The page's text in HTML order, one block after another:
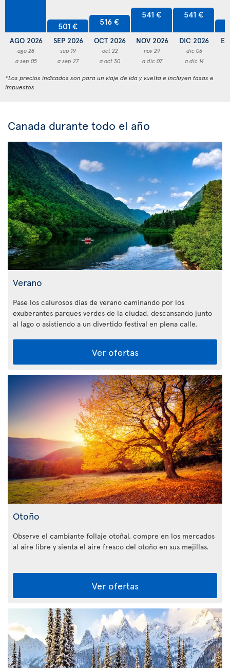
AGO 2026
ago 28
a sep 05
501 €
SEP 2026
sep 19
a sep 27
516 €
OCT 2026
oct 22
a oct 30
541 €
NOV 2026
nov 29
a dic 07
541 €
DIC 2026
dic 06
a dic 14
*Los precios indicados son para un viaje de ida y vuelta e incluyen tasas e
impuestos
Canada durante todo el año
Verano
Pase los calurosos días de verano caminando por los
exuberantes parques verdes de la ciudad, descansando junto
al lago o asistiendo a un divertido festival en plena calle.
Ver ofertas
Otoño
Observe el cambiante follaje otoñal, compre en los mercados
al aire libre y sienta el aire fresco del otoño en sus mejillas.
Ver ofertas